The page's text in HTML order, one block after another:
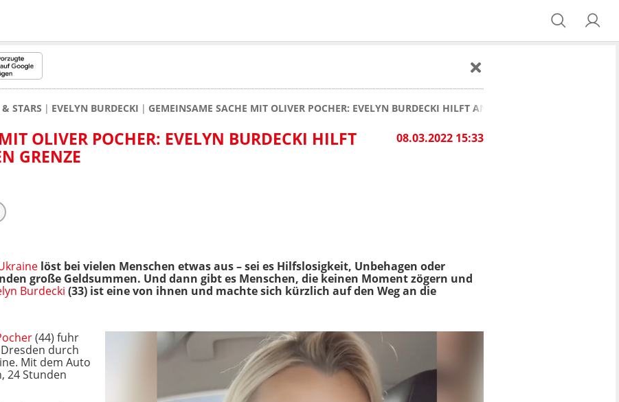
STARS EVELYN BURDECKI GEMEINSAME SACHE MIT OLIVER POCHER: EVELYN BURDECKI HILFT AN DER UKRAINISCHEN
08.03.2022 15:33
OLIVER POCHER: EVELYN BURDECKI HILFT
GRENZE
löst bei vielen Menschen etwas aus – sei es Hilfslosigkeit, Unbehagen oder
große Geldsummen. Und dann gibt es Menschen, die keinen Moment zögern und
Burdecki (33) ist eine von ihnen und machte sich kürzlich auf den Weg an die
(44) fuhr
durch
Mit dem Auto
24 Stunden